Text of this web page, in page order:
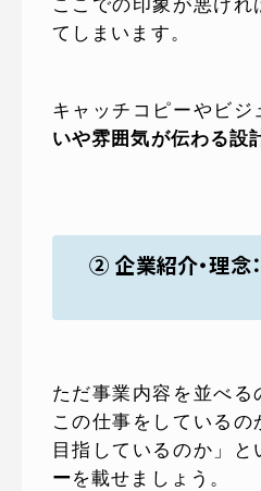
ここでの印象が悪け
てしまいます。
キャッチコピーやビジ
いや雰囲気が伝わる設
② 企業紹介・理念
ただ事業内容を並べ
この仕事をしている
目指しているのか」と
ーを載せましょう。